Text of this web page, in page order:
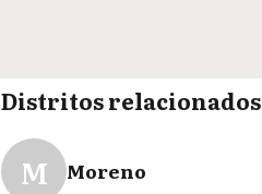
Distritos relacionados
M Moreno